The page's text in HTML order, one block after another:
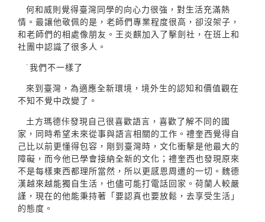
何和威則覺得臺灣同學的向心力很強，對生活充滿熱
情。最讓他敬佩的是，老師們專業程度很高，卻沒架子，
和老師們的相處像朋友。王炎麒加入了擊劍社，在班上和
社團中認識了很多人。
˙我們不一樣了
來到臺灣，為適應全新環境，境外生的認知和價值觀在
不知不覺中改變了。
土方瑪德佧發現自己很喜歡語言，喜歡了解不同的國
家，同時希望未來從事與語言相關的工作。禮奎西覺得自
己比以前更懂得包容，剛到臺灣時，文化衝擊是他最大的
障礙，而今他已學會接納全新的文化；禮奎西也發現原來
不是每樣東西都理所當然，所以更感恩周遭的一切。魏德
漢越來越能獨自生活，也儘可能打電話回家。荷蘭人較嚴
謹，現在的他能秉持著「要認真也要放鬆，去享受生活」
的態度。